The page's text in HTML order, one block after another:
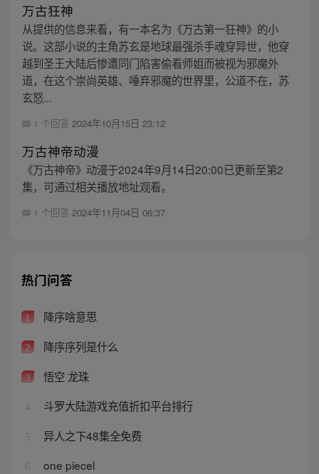
万古狂神
从提供的信息来看，有一本名为《万古第一狂神》的小
说。这部小说的主角苏玄是地球最强杀手魂穿异世，他穿
越到圣王大陆后惨遭同门陷害偷看师姐而被视为邪魔外
道，在这个崇尚英雄、唾弃邪魔的世界里，公道不在，苏
玄怒...
1 个回答 2024年10月15日 23:12
万古神帝动漫
《万古神帝》动漫于2024年9月14日20:00已更新至第2
集，可通过相关播放地址观看。
1 个回答 2024年11月04日 06:37
热门问答
1 降序啥意思
2 降序序列是什么
3 悟空 龙珠
4 斗罗大陆游戏充值折扣平台排行
5 异人之下48集全免费
6 one piecel